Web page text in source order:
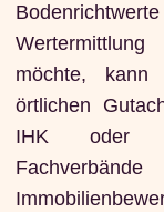
möchte,
örtlichen
IHK oder